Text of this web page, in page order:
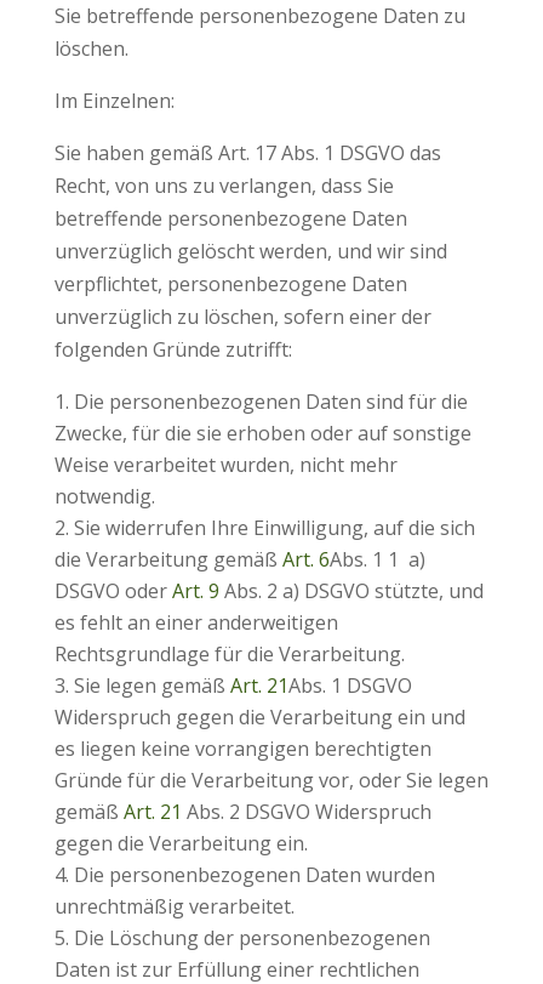
Sie betreffende personenbezogene Daten zu
löschen.
Im Einzelnen:
Sie haben gemäß Art. 17 Abs. 1 DSGVO das
Recht, von uns zu verlangen, dass Sie
betreffende personenbezogene Daten
unverzüglich gelöscht werden, und wir sind
verpflichtet, personenbezogene Daten
unverzüglich zu löschen, sofern einer der
folgenden Gründe zutrifft:
Die personenbezogenen Daten sind für die
Zwecke, für die sie erhoben oder auf sonstige
Weise verarbeitet wurden, nicht mehr
notwendig.
Sie widerrufen Ihre Einwilligung, auf die sich
die Verarbeitung gemäß Art. 6Abs. 1 1 a)
DSGVO oderArt. 9 Abs. 2 a) DSGVO stützte, und
es fehlt an einer anderweitigen
Rechtsgrundlage für die Verarbeitung.
Sie legen gemäß Art. 21Abs. 1 DSGVO
Widerspruch gegen die Verarbeitung ein und
es liegen keine vorrangigen berechtigten
Gründe für die Verarbeitung vor, oder Sie legen
gemäß Art. 21 Abs. 2 DSGVO Widerspruch
gegen die Verarbeitung ein.
Die personenbezogenen Daten wurden
unrechtmäßig verarbeitet.
Die Löschung der personenbezogenen
Daten ist zur Erfüllung einer rechtlichen